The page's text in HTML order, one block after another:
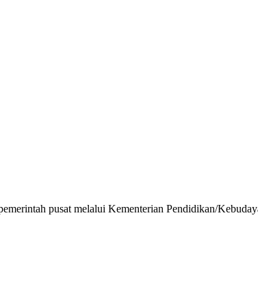
pusat melalui Kementerian Pendidikan/